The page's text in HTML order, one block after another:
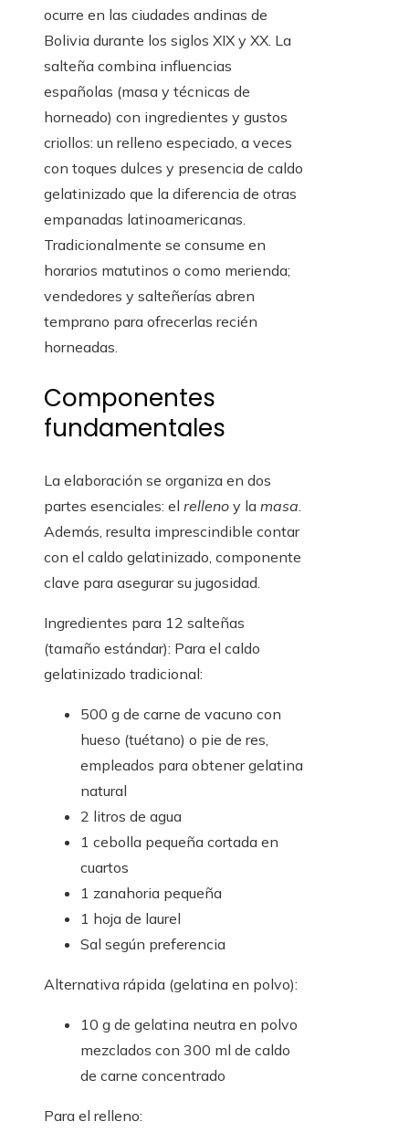
ocurre en las ciudades andinas de
Bolivia durante los siglos XIX y XX. La
salteña combina influencias
españolas (masa y técnicas de
horneado) con ingredientes y gustos
criollos: un relleno especiado, a veces
con toques dulces y presencia de caldo
gelatinizado que la diferencia de otras
empanadas latinoamericanas.
Tradicionalmente se consume en
horarios matutinos o como merienda;
vendedores y salteñerías abren
temprano para ofrecerlas recién
horneadas.
Componentes
fundamentales
La elaboración se organiza en dos
partes esenciales: el relleno y la masa.
Además, resulta imprescindible contar
con el caldo gelatinizado, componente
clave para asegurar su jugosidad.
Ingredientes para 12 salteñas
(tamaño estándar): Para el caldo
gelatinizado tradicional:
500 g de carne de vacuno con
hueso (tuétano) o pie de res,
empleados para obtener gelatina
natural
2 litros de agua
1 cebolla pequeña cortada en
cuartos
1 zanahoria pequeña
1 hoja de laurel
Sal según preferencia
Alternativa rápida (gelatina en polvo):
10 g de gelatina neutra en polvo
mezclados con 300 ml de caldo
de carne concentrado
Para el relleno: